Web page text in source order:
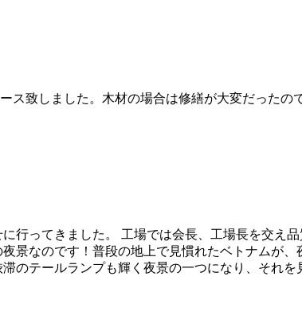
致しました。木材の場合は修繕が大変だったの
行ってきました。 工場では会長、工場長を交え
景なのです！普段の地上で見慣れたベトナムが
のテールランプも輝く夜景の一つになり、それ